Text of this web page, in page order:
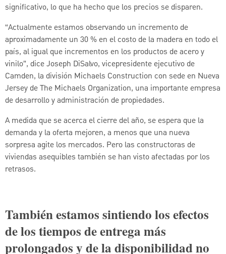
significativo, lo que ha hecho que los precios se disparen.
“Actualmente estamos observando un incremento de
aproximadamente un 30 % en el costo de la madera en todo el
país, al igual que incrementos en los productos de acero y
vinilo”, dice Joseph DiSalvo, vicepresidente ejecutivo de
Camden, la división Michaels Construction con sede en Nueva
Jersey de The Michaels Organization, una importante empresa
de desarrollo y administración de propiedades.
A medida que se acerca el cierre del año, se espera que la
demanda y la oferta mejoren, a menos que una nueva
sorpresa agite los mercados. Pero las constructoras de
viviendas asequibles también se han visto afectadas por los
retrasos.
También estamos sintiendo los efectos
de los tiempos de entrega más
prolongados y de la disponibilidad no